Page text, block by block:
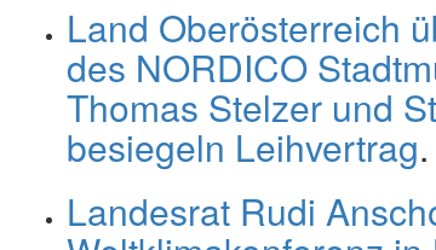
Land Oberösterreich
des NORDICO
Thomas Stelzer und
besiegeln Leihvertrag.
Landesrat Rudi